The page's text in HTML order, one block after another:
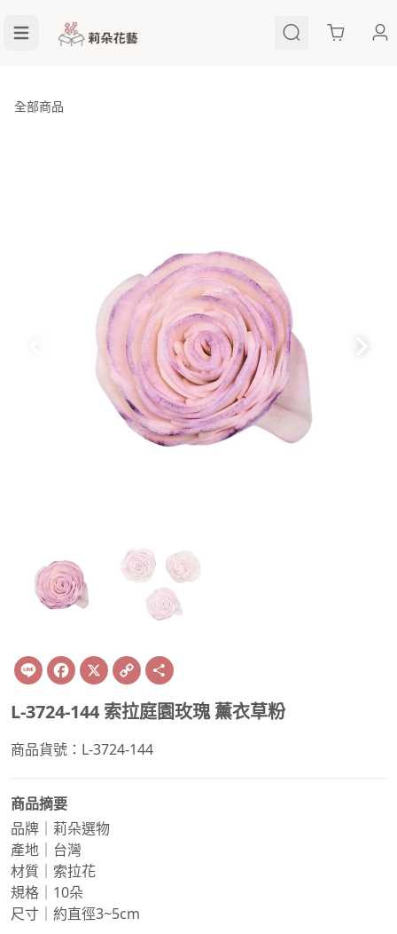
Cart
全部商品
Line Facebook
X Copy
Link
L-3724-144 索拉庭園玫瑰 薰衣草粉
商品貨號：L-3724-144
商品摘要
品牌｜莉朵選物
產地｜台灣
材質｜索拉花
規格｜10朵
尺寸｜約直徑3~5cm